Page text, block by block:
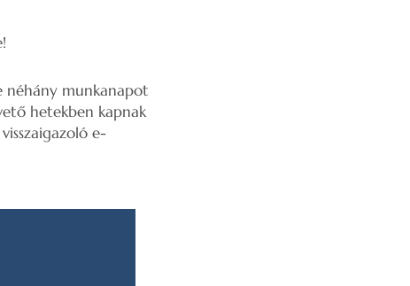
néhány mun­kanapot
hetekben kapnak
e-